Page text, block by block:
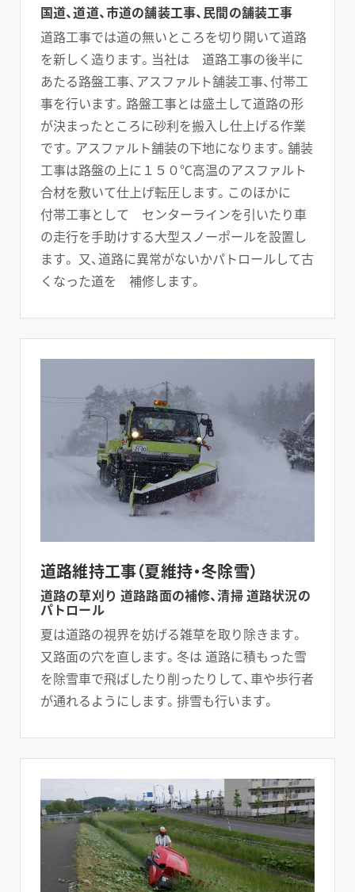
国道、道道、市道の舗装工事、民間の舗装工事
道路工事では道の無いところを切り開いて道路
を新しく造ります。当社は 道路工事の後半に
あたる路盤工事、アスファルト舗装工事、付帯工
事を行います。路盤工事とは盛土して道路の形
が決まったところに砂利を搬入し仕上げる作業
です。アスファルト舗装の下地になります。舗装
工事は路盤の上に１５０℃高温のアスファルト
合材を敷いて仕上げ転圧します。このほかに
付帯工事として センターラインを引いたり車
の走行を手助けする大型スノーポールを設置し
ます。 又、道路に異常がないかパトロールして古
くなった道を 補修します。
道路維持工事（夏維持・冬除雪）
道路の草刈り 道路路面の補修、清掃 道路状況の
パトロール
夏は道路の視界を妨げる雑草を取り除きます。
又路面の穴を直します。冬は 道路に積もった雪
を除雪車で飛ばしたり削ったりして、車や歩行者
が通れるようにします。排雪も行います。